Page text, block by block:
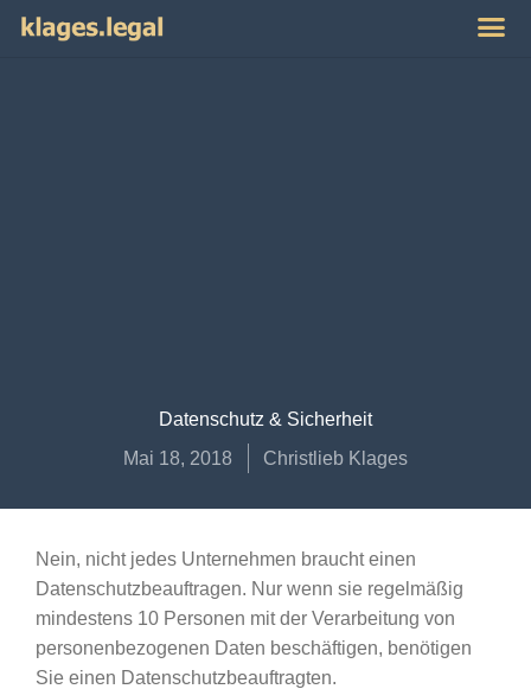
Datenschutz & Sicherheit
Mai 18, 2018
Christlieb Klages
Nein, nicht jedes Unternehmen braucht einen
Datenschutzbeauftragen. Nur wenn sie regelmäßig
mindestens 10 Personen mit der Verarbeitung von
personenbezogenen Daten beschäftigen, benötigen
Sie einen Datenschutzbeauftragten.